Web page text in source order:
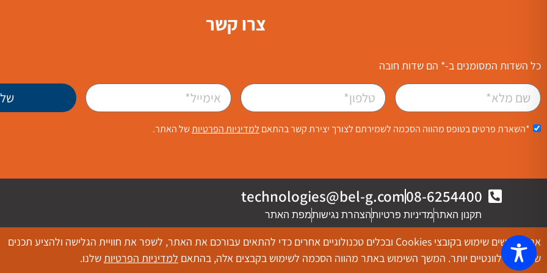
צרו קשר
כל השדות המסומנים ב-* הם שדות חובה
*השארת פרטים בטופס מהווה הסכמה לשמירתם לצורך יצירת קשר בהתאם למדיניות הפרטיותשל האתר.
08-6254400
technologies@bel-g.com
תקנון האתרמדיניות פרטיותהצהרת נגישותמפת האתר
Wisy Internet Marketing - וויזי שיווק באינטרנט
אנחנו עושים שימוש בקובצי Cookies ובכלים טכנולוגיים אחרים כדי להתאים עבורכם את האתר, לשפר את חוויית הגלישה ולהציע תכנים
שיווקיים רלוונטיים יותר. המשך השימוש באתר מהווה הסכמה לשימוש בקבצים אלה, בהתאם למדיניות הפרטיותשלנו.